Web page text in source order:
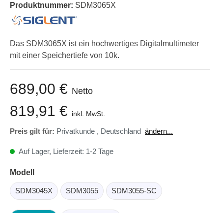
Produktnummer: SDM3065X
Das SDM3065X ist ein hochwertiges Digitalmultimeter
mit einer Speichertiefe von 10k.
689,00 € Netto
819,91 € inkl. MwSt.
Preis gilt für: Privatkunde , Deutschland ändern...
Auf Lager, Lieferzeit: 1-2 Tage
Modell
SDM3045X SDM3055 SDM3055-SC